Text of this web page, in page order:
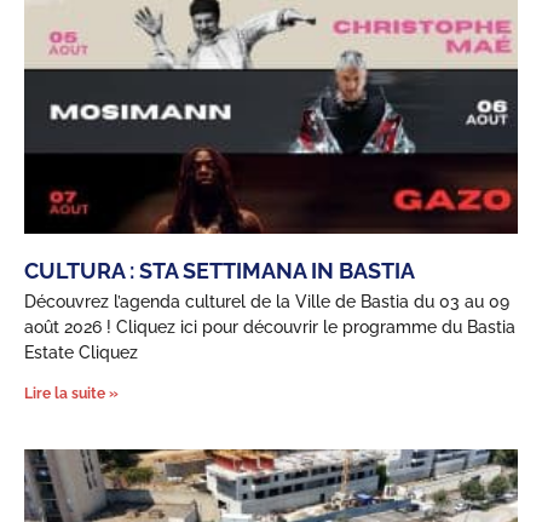
CULTURA : STA SETTIMANA IN BASTIA
Découvrez l’agenda culturel de la Ville de Bastia du 03 au 09
août 2026 ! Cliquez ici pour découvrir le programme du Bastia
Estate Cliquez
Lire la suite »